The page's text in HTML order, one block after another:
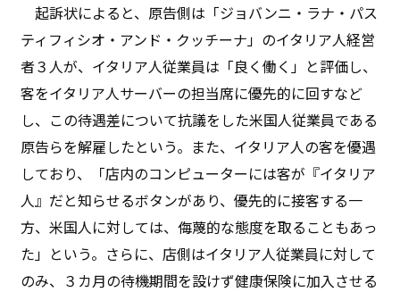
起訴状によると、原告側は「ジョバンニ・ラナ・パス
ティフィシオ・アンド・クッチーナ」のイタリア人経営
者３人が、イタリア人従業員は「良く働く」と評価し、
客をイタリア人サーバーの担当席に優先的に回すなど
し、この待遇差について抗議をした米国人従業員である
原告らを解雇したという。また、イタリア人の客を優遇
しており、「店内のコンピューターには客が『イタリア
人』だと知らせるボタンがあり、優先的に接客する一
方、米国人に対しては、侮蔑的な態度を取ることもあっ
た」という。さらに、店側はイタリア人従業員に対して
のみ、３カ月の待機期間を設けず健康保険に加入させる